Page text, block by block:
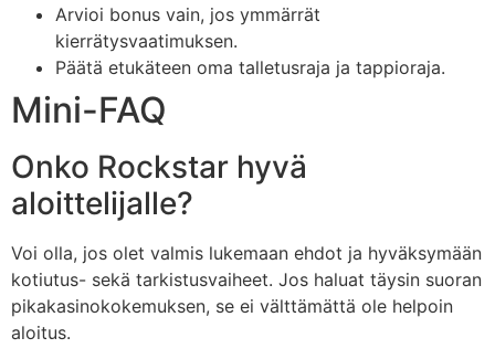
Arvioi bonus vain, jos ymmärrät
kierrätysvaatimuksen.
Päätä etukäteen oma talletusraja ja tappioraja.
Mini-FAQ
Onko Rockstar hyvä
aloittelijalle?
Voi olla, jos olet valmis lukemaan ehdot ja hyväksymään
kotiutus- sekä tarkistusvaiheet. Jos haluat täysin suoran
pikakasinokokemuksen, se ei välttämättä ole helpoin
aloitus.